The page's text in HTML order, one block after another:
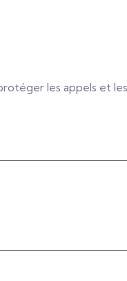
les appels et